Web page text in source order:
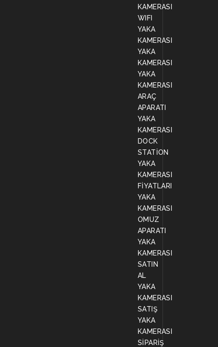
KAMERASI
WIFI
YAKA
KAMERASI
YAKA
KAMERASI
YAKA
KAMERASI
ARAÇ
APARATI
YAKA
KAMERASI
DOCK
STATİON
YAKA
KAMERASI
FİYATLARI
YAKA
KAMERASI
OMUZ
APARATI
YAKA
KAMERASI
SATIN
AL
YAKA
KAMERASI
SATIŞ
YAKA
KAMERASI
SİPARİŞ